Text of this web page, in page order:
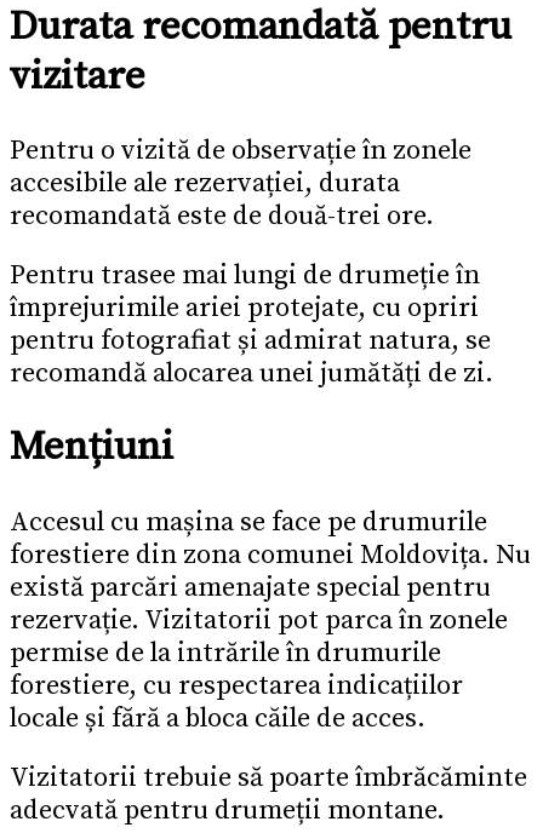
Durata recomandată pentru
vizitare
Pentru o vizită de observație în zonele
accesibile ale rezervației, durata
recomandată este de două-trei ore.
Pentru trasee mai lungi de drumeție în
împrejurimile ariei protejate, cu opriri
pentru fotografiat și admirat natura, se
recomandă alocarea unei jumătăți de zi.
Mențiuni
Accesul cu mașina se face pe drumurile
forestiere din zona comunei Moldovița. Nu
există parcări amenajate special pentru
rezervație. Vizitatorii pot parca în zonele
permise de la intrările în drumurile
forestiere, cu respectarea indicațiilor
locale și fără a bloca căile de acces.
Vizitatorii trebuie să poarte îmbrăcăminte
adecvată pentru drumeții montane.